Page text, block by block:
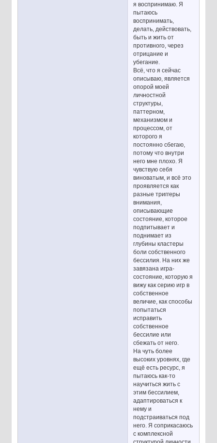
я воспринимаю. Я
пытаюсь
воспринимать,
делать, действовать,
быть и жить от
противного, через
отрицание и
убегание.
Всё, что я сейчас
описываю, является
опорой моей
личностной
структуры,
паттерном,
механизмом и
процессом, от
которого я
постоянно сбегаю,
потому что внутри
него мне плохо. Я
чувствую себя
виноватым, и всё это
проявляется как
разные триггеры
внимания,
описывающие
состояние, которое
подпитывает и
поднимает из
глубины кластеры
боли собственного
бессилия. На них же
завязана игра-
состояние, которую я
вижу как серию игр в
собственное
величие, как способы
попытаться
исправить
собственное
бессилие или
сбежать от него.
На чуть более
высоких уровнях, где
ещё есть ресурс, я
пытаюсь как-то
научиться жить с
этим бессилием,
адаптироваться к
нему и
подстраиваться под
него. Я соприкасаюсь
с комплексной